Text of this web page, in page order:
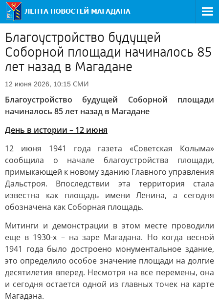
Благоустройство будущей
Соборной площади начиналось 85
лет назад в Магадане
12 июня 2026, 10:15 СМИ
Благоустройство будущей Соборной площади
начиналось 85 лет назад в Магадане
День в истории – 12 июня
12 июня 1941 года газета «Советская Колыма»
сообщила о начале благоустройства площади,
примыкающей к новому зданию Главного управления
Дальстроя. Впоследствии эта территория стала
известна как площадь имени Ленина, а сегодня
обозначена как Соборная площадь.
Митинги и демонстрации в этом месте проводили
еще в 1930-х – на заре Магадана. Но когда весной
1941 года было достроено монументальное здание,
это определило особое значение площади на долгие
десятилетия вперед. Несмотря на все перемены, она
и сегодня остается одной из главных точек на карте
Магадана.